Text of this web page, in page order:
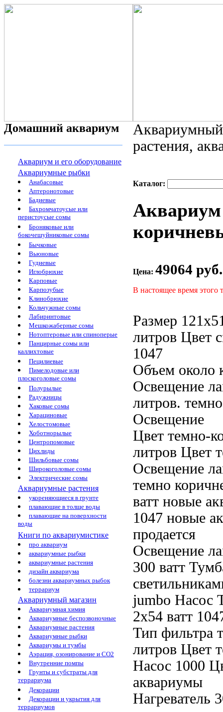
Домашний аквариум
Аквариум и его оборудование
Аквариумные рыбки
Анабасовые
Аптеронотовые
Бадиевые
Бахромчатоусые или
перистоусые сомы
Броняковые или
бокочешуйниковые сомы
Бычковые
Вьюновые
Гудиевые
Иглобрюхие
Карповые
Карпозубые
Клинобрюхие
Кольчужные сомы
Лабиринтовые
Мешкожаберные сомы
Нотоптеровые или спиноперые
Панцирные сомы или
каллихтовые
Пецилиевые
Пимелодовые или
плоскоголовые сомы
Полурылые
Радужницы
Хаковые сомы
Харациновые
Хелостомовые
Хоботнорылые
Центропомовые
Цихлиды
Шильбовые сомы
Широкоголовые сомы
Электрические сомы
Аквариумные растения
укореняющиеся в грунте
плавающие в толще воды
плавающие на поверхности
воды
Книги по аквариумистике
про аквариум
аквариумные рыбки
аквариумные растения
дизайн аквариума
болезни аквариумных рыбок
террариум
Аквариумный магазин
Аквариумная химия
Аквариумные беспозвоночные
Аквариумные растения
Аквариумные рыбки
Аквариумы и тумбы
Аэрация, озонирование и CO2
Внутренние помпы
Грунты и субстраты для
террариума
Декорации
Декорации и укрытия для
террариумов
растения,
Каталог:
Аквариум
Цена: 49064 руб.
В настоящее время этого
Размер
литров Цвет
1047
Объем около
Освещение
литров.
Освещение
Цвет темно-
литров Цвет
Освещение
темно
ватт новые
1047 новые
продается
Освещение
300 ватт
jumbo Насос
2х54 ватт
Тип фильтра
литров Цвет
Насос 1000
аквариумы
Нагреватель